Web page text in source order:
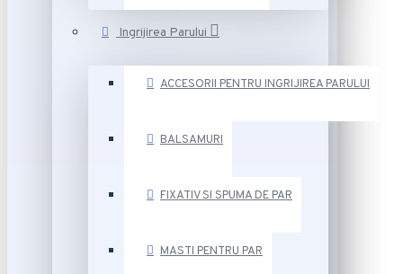
Ingrijirea Parului
ACCESORII PENTRU INGRIJIREA PARULUI
BALSAMURI
FIXATIV SI SPUMA DE PAR
MASTI PENTRU PAR